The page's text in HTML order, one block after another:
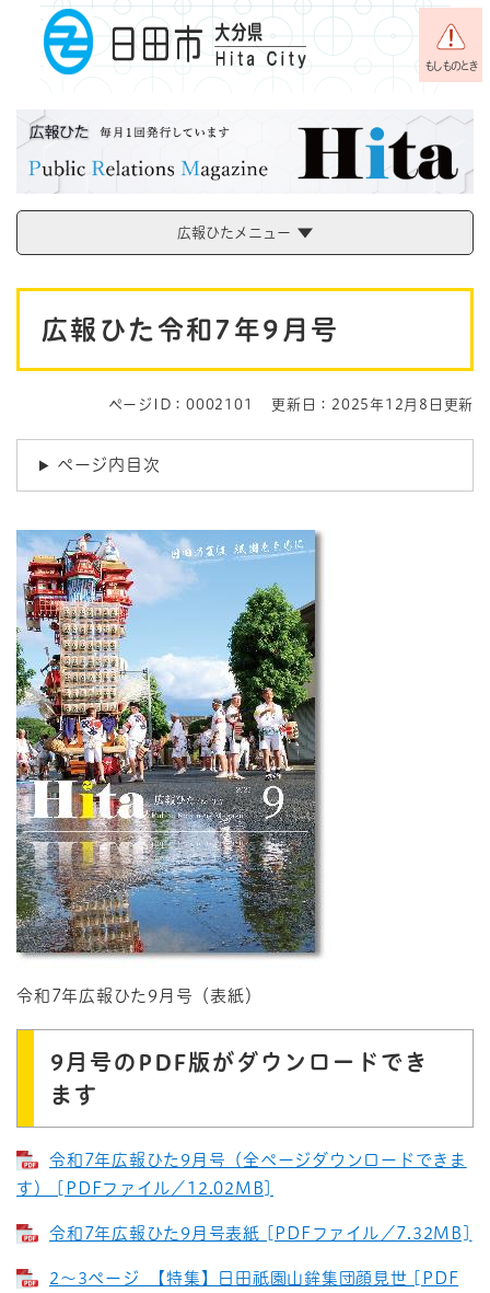
メニューを飛ばして本文へ
もしものとき
広報ひたメニュー
広報ひた令和7年9月号
ページID：0002101 更新日：2025年12月8日更新
ページ内目次
令和7年広報ひた9月号（表紙）
9月号のPDF版がダウンロードでき
ます
令和7年広報ひた9月号（全ページダウンロードできま
す） [PDFファイル／12.02MB]
令和7年広報ひた9月号表紙 [PDFファイル／7.32MB]
2～3ページ_【特集】日田祇園山鉾集団顔見世 [PDF